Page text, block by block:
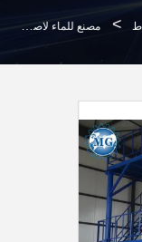
> مصنع للماء لاصق بلاط السيراميك مصنع للتشييد الموقع